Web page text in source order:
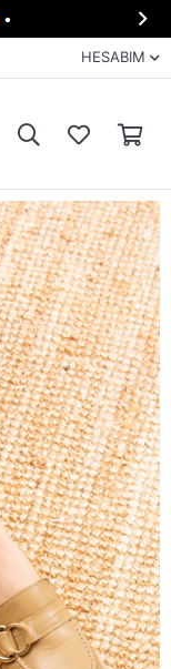
• 
HESABIM